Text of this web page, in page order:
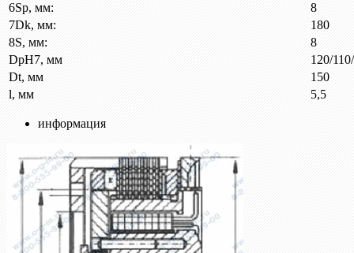
6Sp, мм:
8
7Dk, мм:
180
8S, мм:
8
DpH7, мм
120/
Dt, мм
150
l, мм
5,5
информация